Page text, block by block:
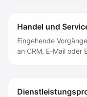
Handel und
Eingehende
an CRM, E-Mail oder